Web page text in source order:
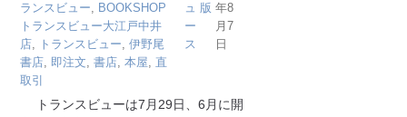
ランスビュー, BOOKSHOP
トランスビュー大江戸中井
店, トランスビュー,伊野尾
書店, 即注文,書店,本屋, 直
取引
ュ
ー
ス
版 年8
月7
日
トランスビューは7月29日、6月に開